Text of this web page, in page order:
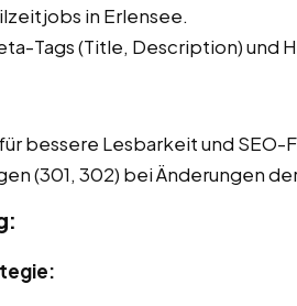
in Erlensee.
Tags (Title, Description) und
bessere Lesbarkeit und SEO-
(301, 302) bei Änderungen